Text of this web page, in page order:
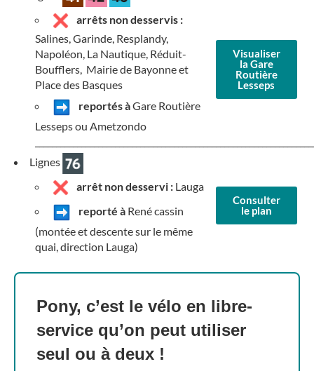
arrêts non desservis :
Salines, Garinde, Resplandy,
Napoléon, La Nautique, Réduit-
Boufflers, Mairie de Bayonne et
Place des Basques
reportés àGare Routière
Lessepsou Ametzondo
Visualiser
la Gare
Routière
Lesseps
Lignes
arrêt non desservi : Lauga
reporté à René cassin
(montée et descente sur le même
quai, direction Lauga)
Consulter
le plan
Pony, c’est le vélo en libre-
service qu’on peut utiliser
seul ou à deux !